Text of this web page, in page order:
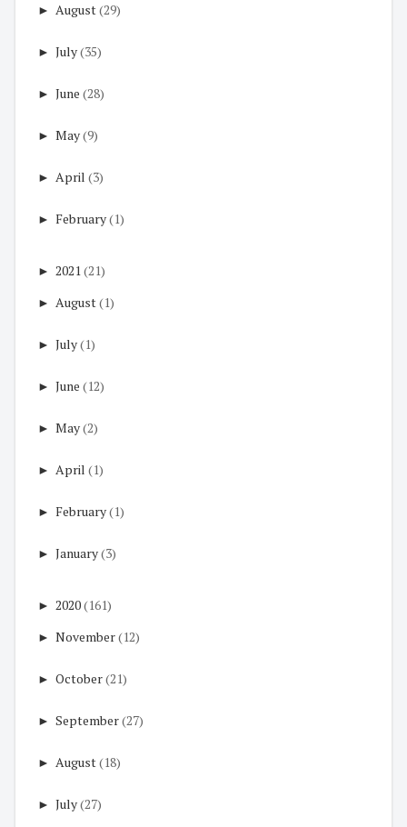
► August(29)
► July(35)
► June (28)
► May(9)
► April (3)
► February(1)
► 2021 (21)
► August(1)
► July(1)
► June (12)
► May(2)
► April (1)
► February(1)
► January(3)
► 2020(161)
► November(12)
► October(21)
► September(27)
► August(18)
► July(27)